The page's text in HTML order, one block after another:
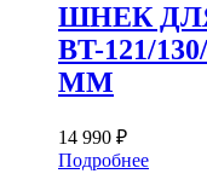
ШНЕК
BT-121/
ММ
14 990 ₽
Подробнее